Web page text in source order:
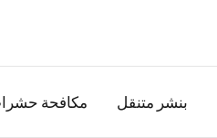
بنشر متنقل مكافحة